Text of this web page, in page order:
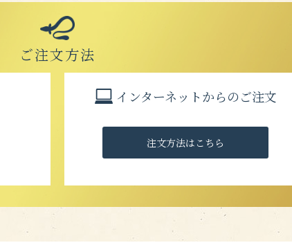
ご注文方法
インターネットからのご注文
注文方法はこちら